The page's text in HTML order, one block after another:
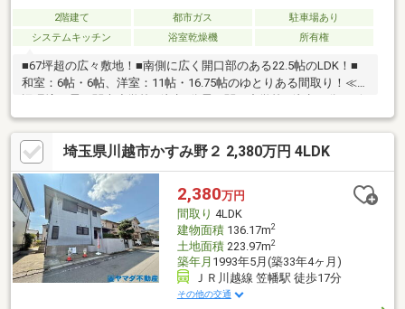
2階建て 都市ガス
駐車場あり
システムキッチン
浴室乾燥機 所有権
■67坪超の広々敷地！■南側に広く開口部のある22.5帖のLDK！■
和室：6帖・6帖、洋室：11帖・16.75帖のゆとりある間取り！≪周
ムバリュー…徒歩20分セブンイレブン…徒歩9分ドラッグストアセ
キ…徒歩9分イカ公園…徒歩1分～随時ご案内対応！住宅ローンのご
相談も賜ります～頭金や諸費用を始め、計画的な月々のお支払い
に至るまで、丁寧にご説明させて頂きます。また提携銀行にて住
宅ローン金利の大幅優遇もございます。お気軽にお問い合わせく
ださい。☆歓迎中国籍！有中国籍員工中文対応！代理貸款（没有
永住・0首付可）
埼玉県川越市かすみ野２ 2,380万円 4LDK
2,380万円
間取り 4LDK
建物面積136.17m2
土地面積223.97m2
築年月 1993年5月(築33年4ヶ月)
ＪＲ川越線 笠幡駅 徒歩17分
その他の交通